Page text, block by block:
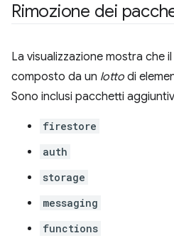
Rimozione dei
La visualizzazione mostra che
composto da un lotto di
Sono inclusi pacchetti
firestore
auth
storage
messaging
functions